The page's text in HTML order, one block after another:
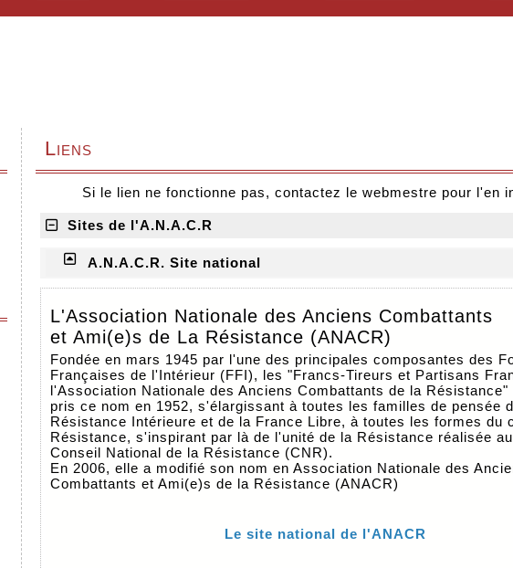
Liens
Si le lien ne fonctionne pas, contactez le webmestre pour l'en
Sites de l'A.N.A.C.R
A.N.A.C.R. Site national
L'Association Nationale des Anciens Combattants
et Ami(e)s de La Résistance (ANACR)
Fondée en mars 1945 par l'une des principales composantes des
Françaises de l'Intérieur (FFI), les "Francs-Tireurs et Partisans
l'Association Nationale des Anciens Combattants de la Résistance"
pris ce nom en 1952, s'élargissant à toutes les familles de pensée
Résistance Intérieure et de la France Libre, à toutes les formes du
Résistance, s'inspirant par là de l'unité de la Résistance réalisée
Conseil National de la Résistance (CNR).
En 2006, elle a modifié son nom en Association Nationale des
Combattants et Ami(e)s de la Résistance (ANACR)
Le site national de l'ANACR